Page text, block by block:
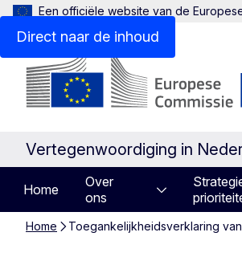
Direct naar de inhoud
Een officiële website van de
Vertegenwoordiging in
Home
Over
ons
Home Toegankelijkheidsverklaring